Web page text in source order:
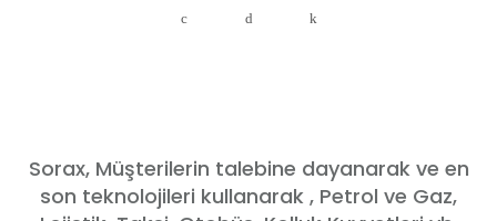
Sorax, Müşterilerin talebine dayanarak ve en
son teknolojileri kullanarak , Petrol ve Gaz,